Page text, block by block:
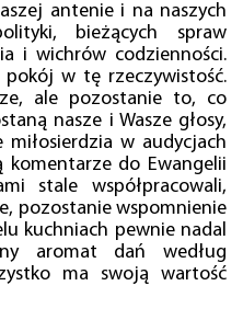
antenie i na naszych
bieżących spraw
i wichrów codzienności.
pokój w tę rzeczywistość.
ale pozostanie to, co
nasze i Wasze głosy,
w audycjach
komentarze do Ewangelii
stale współpracowali,
pozostanie wspomnienie
kuchniach pewnie nadal
aromat dań według
ma swoją wartość